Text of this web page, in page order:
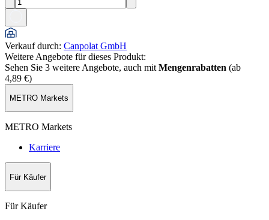
Verkauf durch: Canpolat GmbH
Weitere Angebote für dieses Produkt:
Sehen Sie 3 weitere Angebote, auch mit Mengenrabatten (ab
4,89 €)
METRO Markets
METRO Markets
Karriere
Für Käufer
Für Käufer